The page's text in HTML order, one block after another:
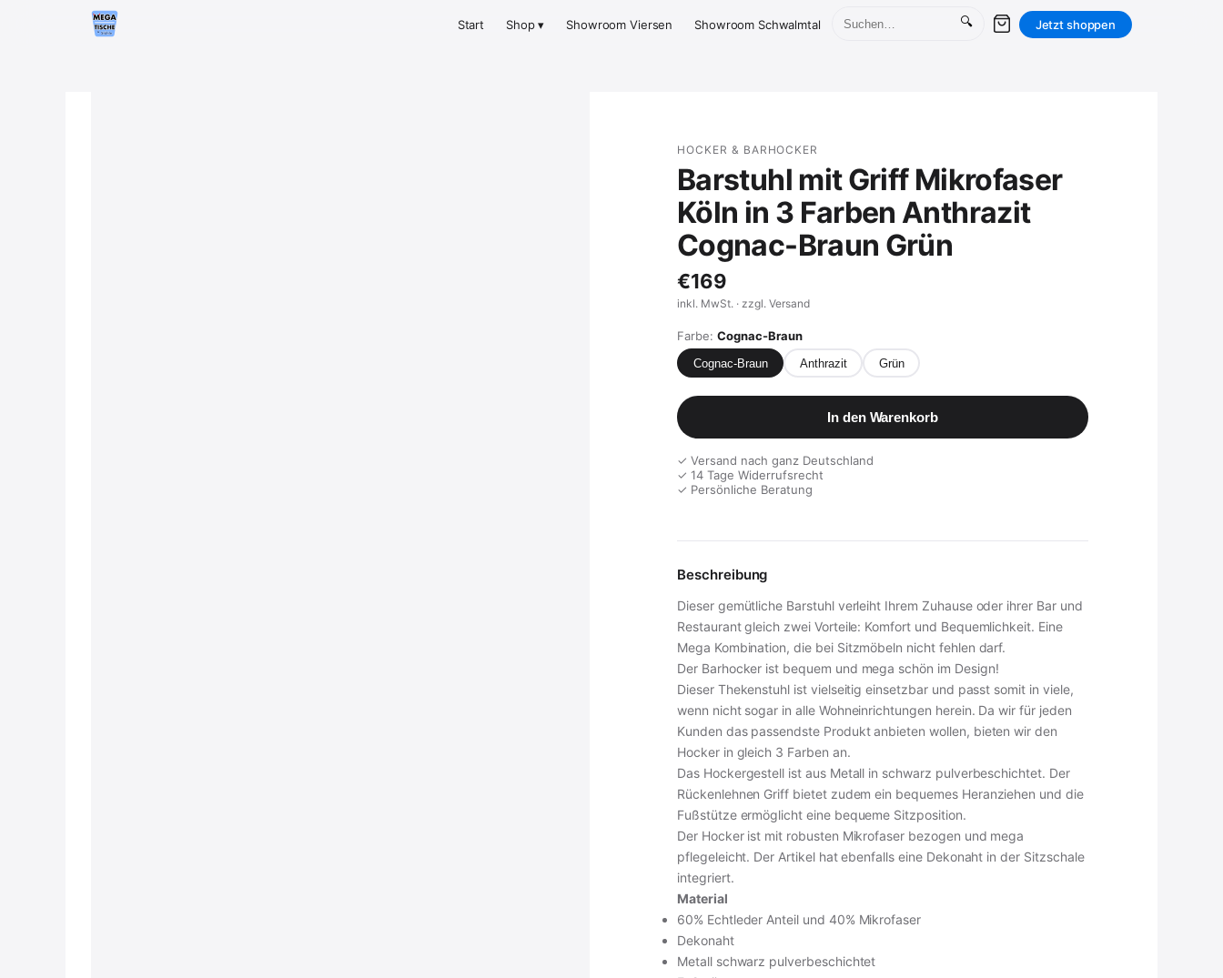
Start Shop ▾ Showroom Viersen Showroom Schwalmtal 🔍 Jetzt shoppen
HOCKER & BARHOCKER
Barstuhl mit Griff Mikrofaser
Köln in 3 Farben Anthrazit
Cognac-Braun Grün
€169
inkl. MwSt. · zzgl. Versand
Farbe: Cognac-Braun
Cognac-Braun Anthrazit Grün
In den Warenkorb
✓ Versand nach ganz Deutschland
✓ 14 Tage Widerrufsrecht
✓ Persönliche Beratung
Beschreibung
Dieser gemütliche Barstuhl verleiht Ihrem Zuhause oder ihrer Bar und
Restaurant gleich zwei Vorteile: Komfort und Bequemlichkeit. Eine
Mega Kombination, die bei Sitzmöbeln nicht fehlen darf.
Der Barhocker ist bequem und mega schön im Design!
Dieser Thekenstuhl ist vielseitig einsetzbar und passt somit in viele,
wenn nicht sogar in alle Wohneinrichtungen herein. Da wir für jeden
Kunden das passendste Produkt anbieten wollen, bieten wir den
Hocker in gleich 3 Farben an.
Das Hockergestell ist aus Metall in schwarz pulverbeschichtet. Der
Rückenlehnen Griff bietet zudem ein bequemes Heranziehen und die
Fußstütze ermöglicht eine bequeme Sitzposition.
Der Hocker ist mit robusten Mikrofaser bezogen und mega
pflegeleicht. Der Artikel hat ebenfalls eine Dekonaht in der Sitzschale
integriert.
Material
60% Echtleder Anteil und 40% Mikrofaser
Dekonaht
Metall schwarz pulverbeschichtet